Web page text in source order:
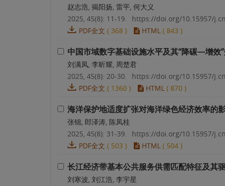
赵志浩, 揭阳扬, 雷平, 何大义
2025, 45(8): 11-19.
https://doi.org/10.15957/
PDF全文 ( 368 ) HTML ( 843 )
中国市域数字基础设施水平及其“降碳—增效
刘满凤, 李昕耀, 周楚君
2025, 45(8): 20-30.
https://doi.org/10.15957/
PDF全文 ( 1360 ) HTML ( 870 )
海洋保护地适度扩张对海洋绿色经济效率的
张锦, 郎泽涛, 陈凤桂
2025, 45(8): 31-39.
https://doi.org/10.15957/
PDF全文 ( 503 ) HTML ( 504 )
长江经济带基本公共服务供需匹配特征及其
刘寒波, 刘江浩, 李宇星